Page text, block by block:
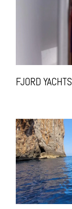
FJORD YACHTS